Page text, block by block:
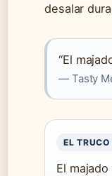
desalar
“El
— Tasty
EL
El